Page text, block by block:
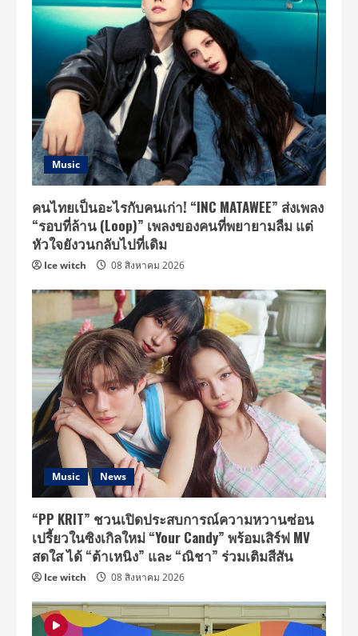
Music
คนไทยเป็นอะไรกับคนเก่า! “INC MATAWEE” ส่งเพลง
“รอบที่ล้าน (Loop)” เพลงของคนที่พยายามลืม แต่
หัวใจยังวนกลับไปที่เดิม
Ice witch 08 สิงหาคม 2026
Music News
“PP KRIT” ชวนเปิดประสบการณ์ความหวานซ่อน
เปรี้ยวในซิงเกิลใหม่ “Your Candy” พร้อมเสิร์ฟ MV
สดใส ได้ “ต้าเหนิง” และ “ณิชา” ร่วมเติมสีสัน
Ice witch 08 สิงหาคม 2026